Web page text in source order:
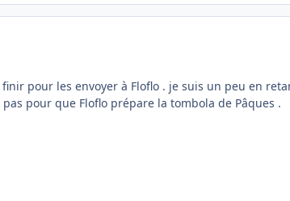
pour les envoyer à Floflo . je suis un peu en
pour que Floflo prépare la tombola de Pâques .